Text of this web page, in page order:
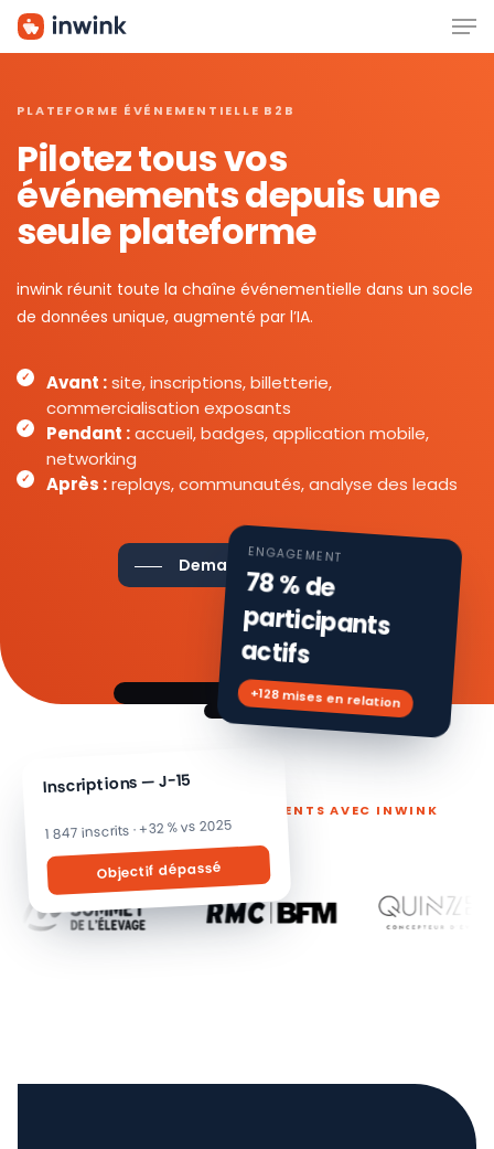
Skip
PLATEFORME ÉVÉNEMENTIELLE B2B
Pilotez tous vos
événements depuis une
seule plateforme
inwink réunit toute la chaîne événementielle dans un socle
de données unique, augmenté par l’IA.
Avant :site, inscriptions, billetterie,
commercialisation exposants
Pendant :accueil, badges, application mobile,
networking
Après :replays, communautés, analyse des leads
Demander une démo
Inscriptions — J-15
1 847 inscrits · +32 % vs 2025
Objectif dépassé
ENGAGEMENT
78 % de
participants
actifs
+128 mises en relation
ILS PILOTENT LEURS ÉVÉNEMENTS AVEC INWINK